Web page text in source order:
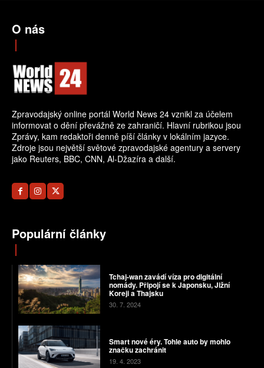
O nás
Zpravodajský online portál World News 24 vznikl za účelem
informovat o dění převážně ze zahraničí. Hlavní rubrikou jsou
Zprávy, kam redaktoři denně píší články v lokálním jazyce.
Zdroje jsou největší světové zpravodajské agentury a servery
jako Reuters, BBC, CNN, Al-Džazíra a další.
Populární články
Tchaj-wan zavádí víza pro digitální
nomády. Připojí se k Japonsku, Jižní
Koreji a Thajsku
30. 7. 2024
Smart nové éry. Tohle auto by mohlo
značku zachránit
19. 4. 2023